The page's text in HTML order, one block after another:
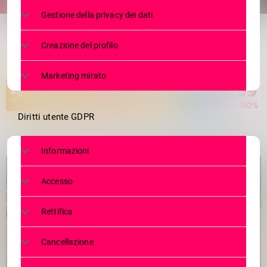
share
email
Gestione della privacy dei dati
Creazione del profilo
Marketing mirato
Diritti utente GDPR
Informazioni
Accesso
Rettifica
Cancellazione